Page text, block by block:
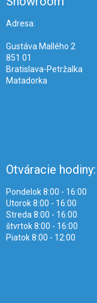
Adresa:
Gustáva Mallého 2
851 01
Bratislava-Petržalka
Matadorka
Otváracie hodiny:
Pondelok 8:00 - 16:00
Utorok 8:00 - 16:00
Streda 8:00 - 16:00
štvrtok 8:00 - 16:00
Piatok 8:00 - 12:00